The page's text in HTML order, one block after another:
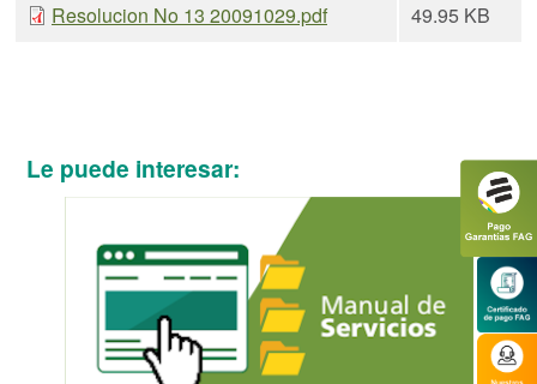
Resolucion No 13 20091029.pdf
49.95 KB
Le puede interesar: